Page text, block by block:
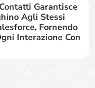
Garantisce
Agli Stessi
Fornendo
Interazione Con